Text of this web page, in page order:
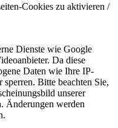
Cookies zu aktivieren /
Dienste wie Google
Da diese
Daten wie Ihre IP-
sperren. Bitte beachten Sie,
unserer
Änderungen werden